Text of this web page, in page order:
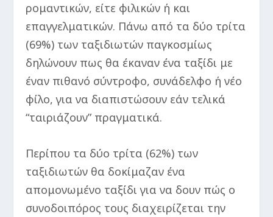
ρομαντικών, είτε φιλικών ή και
επαγγελματικών. Πάνω από τα δύο τρίτα
(69%) των ταξιδιωτών παγκοσμίως
δηλώνουν πως θα έκαναν ένα ταξίδι με
έναν πιθανό σύντροφο, συνάδελφο ή νέο
φίλο, για να διαπιστώσουν εάν τελικά
“ταιριάζουν” πραγματικά.
Περίπου τα δύο τρίτα (62%) των
ταξιδιωτών θα δοκίμαζαν ένα
απομονωμένο ταξίδι για να δουν πώς ο
συνοδοιπόρος τους διαχειρίζεται την